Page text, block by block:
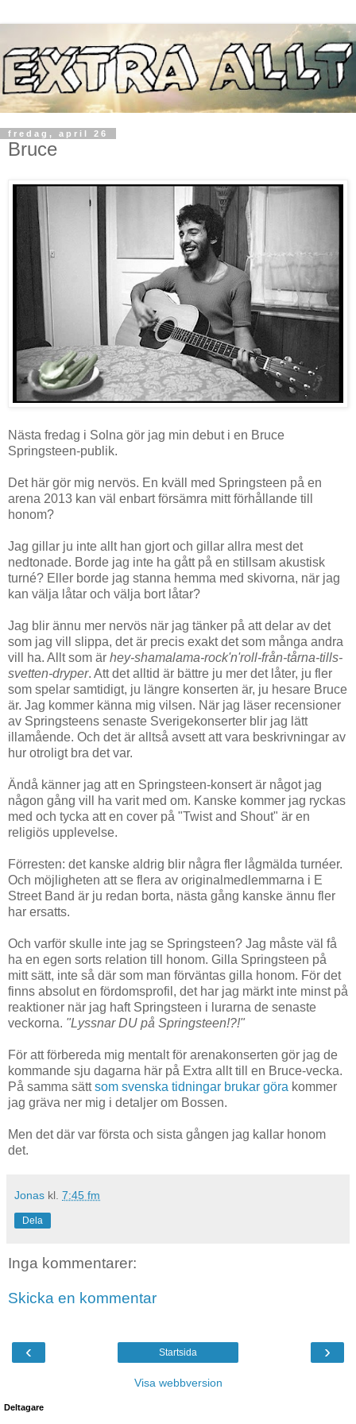
fredag, april 26
Bruce
Nästa fredag i Solna gör jag min debut i en Bruce
Springsteen-publik.
Det här gör mig nervös. En kväll med Springsteen på en
arena 2013 kan väl enbart försämra mitt förhållande till
honom?
Jag gillar ju inte allt han gjort och gillar allra mest det
nedtonade. Borde jag inte ha gått på en stillsam akustisk
turné? Eller borde jag stanna hemma med skivorna, när jag
kan välja låtar och välja bort låtar?
Jag blir ännu mer nervös när jag tänker på att delar av det
som jag vill slippa, det är precis exakt det som många andra
vill ha. Allt som är hey-shamalama-rock'n'roll-från-tårna-tills-
svetten-dryper. Att det alltid är bättre ju mer det låter, ju fler
som spelar samtidigt, ju längre konserten är, ju hesare Bruce
är. Jag kommer känna mig vilsen. När jag läser recensioner
av Springsteens senaste Sverigekonserter blir jag lätt
illamående. Och det är alltså avsett att vara beskrivningar av
hur otroligt bra det var.
Ändå känner jag att en Springsteen-konsert är något jag
någon gång vill ha varit med om. Kanske kommer jag ryckas
med och tycka att en cover på "Twist and Shout" är en
religiös upplevelse.
Förresten: det kanske aldrig blir några fler lågmälda turnéer.
Och möjligheten att se flera av originalmedlemmarna i E
Street Band är ju redan borta, nästa gång kanske ännu fler
har ersatts.
Och varför skulle inte jag se Springsteen? Jag måste väl få
ha en egen sorts relation till honom. Gilla Springsteen på
mitt sätt, inte så där som man förväntas gilla honom. För det
finns absolut en fördomsprofil, det har jag märkt inte minst på
reaktioner när jag haft Springsteen i lurarna de senaste
veckorna. "Lyssnar DU på Springsteen!?!"
För att förbereda mig mentalt för arenakonserten gör jag de
kommande sju dagarna här på Extra allt till en Bruce-vecka.
På samma sättsom svenska tidningar brukar göra kommer
jag gräva ner mig i detaljer om Bossen.
Men det där var första och sista gången jag kallar honom
det.
Jonas kl. 7:45 fm
Dela
Inga kommentarer:
Skicka en kommentar
‹ ›
Startsida
Visa webbversion
Deltagare